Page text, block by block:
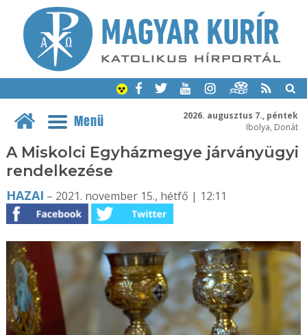
2026. augusztus 7., péntek
Ibolya, Donát
Menü
A Miskolci Egyházmegye járványügyi
rendelkezése
HAZAI – 2021. november 15., hétfő | 12:11